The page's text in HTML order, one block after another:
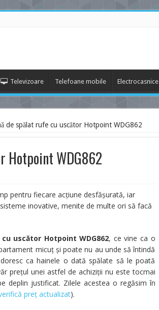
Televizoare Telefoane mobile Electrocasnice
de spălat rufe cu uscător Hotpoint WDG862
Hotpoint WDG862
pentru fiecare acțiune desfășurată, iar
inovative, menite de multe ori să facă
uscător Hotpoint WDG862, ce vine ca o
micuț și poate nu au unde să întindă
ca hainele o dată spălate să le poată
prețul unei astfel de achiziții nu este tocmai
deplin justificat. Zilele acestea o regăsim în
preț actualizat).